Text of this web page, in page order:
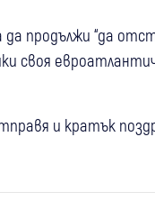
продължи “да
своя
и кратък
България